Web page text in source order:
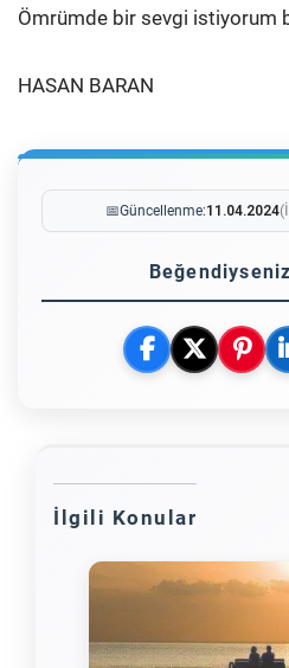
Ömrümde bir sevgi istiyorum
HASAN BARAN
📅Güncellenme:11.04.2024
İlgili Konular